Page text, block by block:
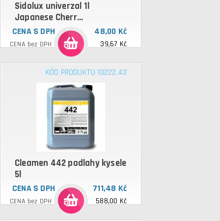
Sidolux univerzal 1l
Japanese Cherr...
CENA S DPH 48,00 Kč
CENA bez DPH 39,67 Kč
KÓD PRODUKTU 10222,43
Cleamen 442 podlahy kysele
5l
CENA S DPH 711,48 Kč
CENA bez DPH 588,00 Kč